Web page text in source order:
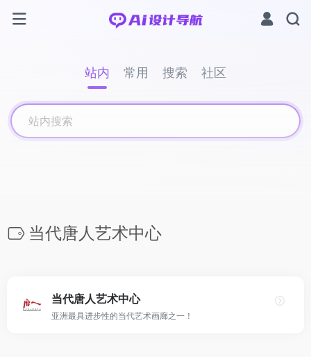
站内 常用 搜索 社区
当代唐人艺术中心
当代唐人艺术中心
亚洲最具进步性的当代艺术画廊之一！